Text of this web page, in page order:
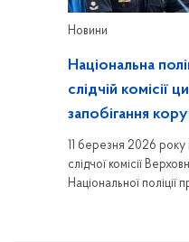
Новини
Національна
слідчій комісії
запобігання
11 березня 2026 року
слідчої комісії
Національної